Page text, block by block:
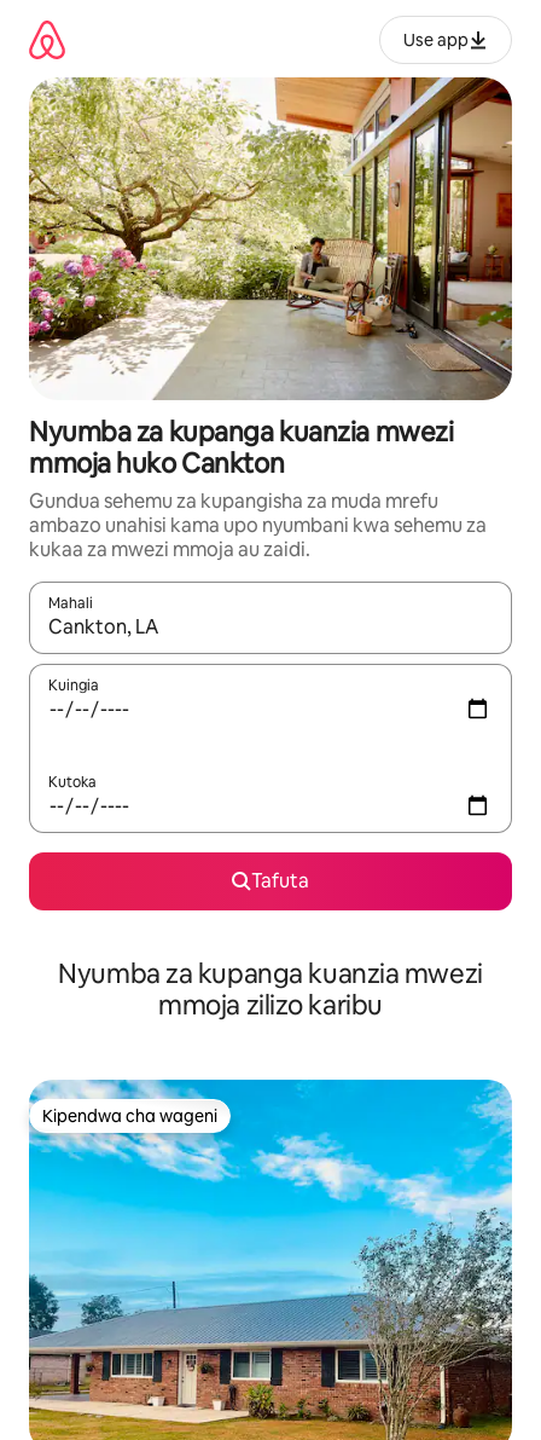
kwenda
kwenye
maudhui
Use app
Nyumba za kupanga kuanzia mwezi
mmoja huko Cankton
Gundua sehemu za kupangisha za muda mrefu
ambazo unahisi kama upo nyumbani kwa sehemu za
kukaa za mwezi mmoja au zaidi.
Mahali
Wakati matokeo yanapatikana, vinjari kwa kutumia vitufe vya
Kuingia
Kutoka
Tafuta
Nyumba za kupanga kuanzia mwezi
mmoja zilizo karibu
Kipendwa cha wageni
Kipendwa cha wageni